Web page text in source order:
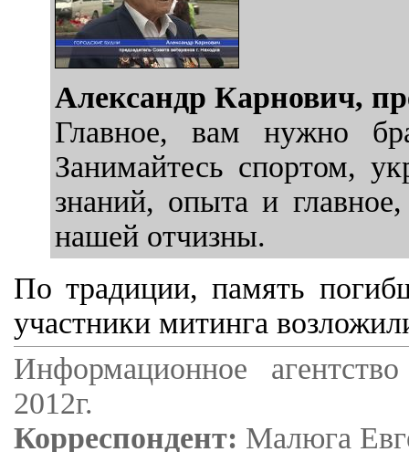
Александр Карнович,
Главное, вам нужно
Занимайтесь спортом,
знаний, опыта и
нашей отчизны.
По традиции, память
участники митинга
Информационное
2012г.
Корреспондент: Малюга